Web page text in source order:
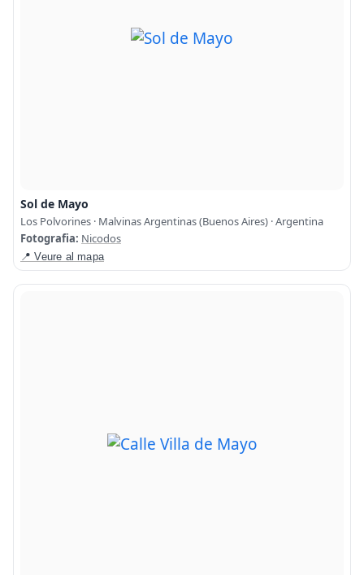
Sol de Mayo
Los Polvorines · Malvinas Argentinas (Buenos Aires) · Argentina
Fotografia: Nicodos
📍 Veure al mapa